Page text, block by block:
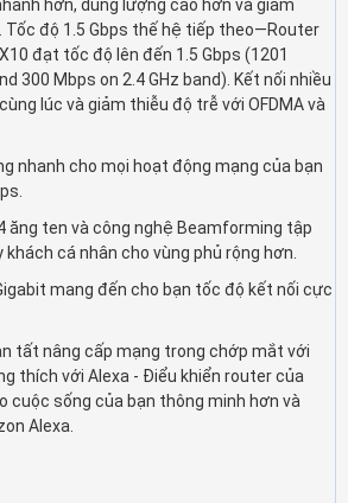
hơn, dung lượng cao hơn và giảm
Tốc độ 1.5 Gbps thế hệ tiếp theo—Router
đạt tốc độ lên đến 1.5 Gbps (1201
300 Mbps on 2.4 GHz band). Kết nối nhiều
lúc và giảm thiễu độ trễ với OFDMA và
nhanh cho mọi hoạt động mạng của bạn
ăng ten và công nghệ Beamforming tập
cá nhân cho vùng phủ rộng hơn.
mang đến cho bạn tốc độ kết nối cực
tất nâng cấp mạng trong chớp mắt với
thích với Alexa - Điểu khiển router của
cuộc sống của bạn thông minh hơn và
Alexa.